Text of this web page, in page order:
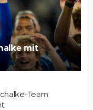
mit
Team